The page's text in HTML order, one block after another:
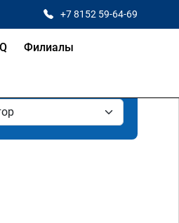
+7 8152 59-64-69
Филиалы